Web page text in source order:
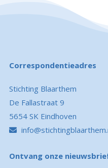
Correspondentieadres
Stichting Blaarthem
De Fallastraat 9
5654 SK Eindhoven
Ontvang onze